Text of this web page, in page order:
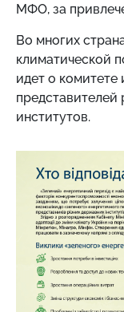
МФО, за
Во многих
климатической
идет о
представителей
институтов.